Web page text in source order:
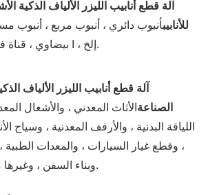
آلة قطع أنابيب الليزر الألياف الذكية
للأنابيبأنبوب دائري ، أنبوب مربع ، أنبوب
بيضاوي ، قناة فولاذية ، شعاع I ، إلخ.
آلة قطع أنابيب الليزر الألياف
الصناعة الأثاث المعدني ، والأشغال
اللياقة البدنية ، والأرفف المعدنية ، وسياج
، وقطع غيار السيارات ، والمعدات الطبية ،
وبناء السفن ، وغيرها من الصناعات.